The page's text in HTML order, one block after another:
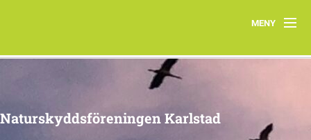
MENY
Hem
Kontakt
Naturskyddsföreningen Karlstad